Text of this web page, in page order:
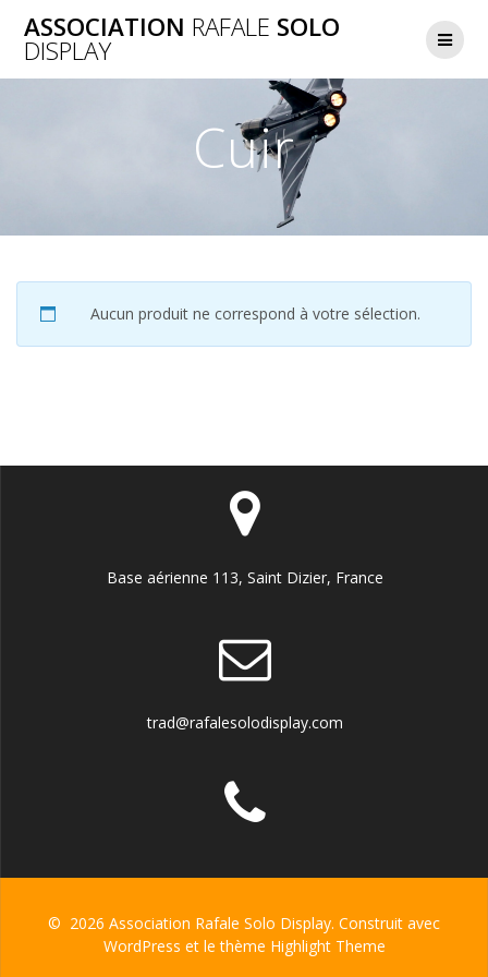
to
ASSOCIATION RAFALE SOLO
DISPLAY
Cuir
Aucun produit ne correspond à votre sélection.
Base aérienne 113, Saint Dizier, France
trad@rafalesolodisplay.com
© 2026 Association Rafale Solo Display. Construit avec
WordPress et le thème Highlight Theme